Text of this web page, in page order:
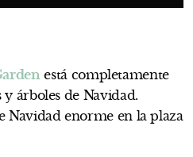
está completamente
árboles de Navidad.
Navidad enorme en la plaza